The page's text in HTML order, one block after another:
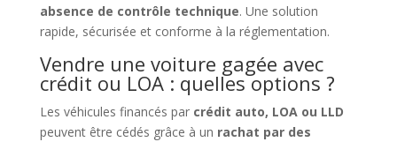
absence de contrôle technique. Une solution
rapide, sécurisée et conforme à la réglementation.
Vendre une voiture gagée avec
crédit ou LOA : quelles options ?
Les véhicules financés par crédit auto, LOA ou LLD
peuvent être cédés grâce à un rachat par des